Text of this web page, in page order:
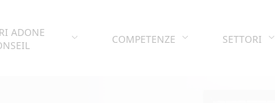
ADONE
COMPETENZE SETTORI